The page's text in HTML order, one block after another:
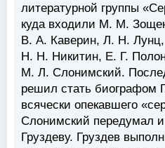
литературной группы
куда входили М. М.
В. А. Каверин, Л. Н.
Н. Н. Никитин, Е. Г.
М. Л. Слонимский.
решил стать биографом
всячески опекавшего
Слонимский передумал
Груздеву. Груздев